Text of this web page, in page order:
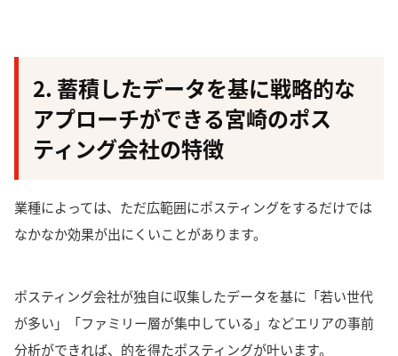
2. 蓄積したデータを基に戦略的な
アプローチができる宮崎のポス
ティング会社の特徴
業種によっては、ただ広範囲にポスティングをするだけでは
なかなか効果が出にくいことがあります。
ポスティング会社が独自に収集したデータを基に「若い世代
が多い」「ファミリー層が集中している」などエリアの事前
分析ができれば、的を得たポスティングが叶います。